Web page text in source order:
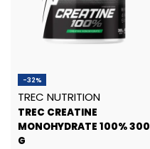
-32%
TREC NUTRITION
TREC CREATINE
MONOHYDRATE 100% 300
G